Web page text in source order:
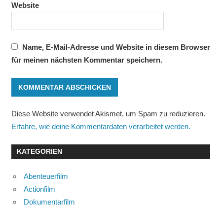
Website
Name, E-Mail-Adresse und Website in diesem Browser
für meinen nächsten Kommentar speichern.
Diese Website verwendet Akismet, um Spam zu reduzieren.
Erfahre, wie deine Kommentardaten verarbeitet werden.
KATEGORIEN
Abenteuerfilm
Actionfilm
Dokumentarfilm